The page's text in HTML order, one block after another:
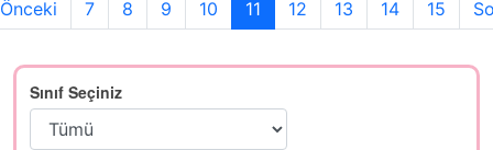
Önceki 7 8 9 10 11 12 13 14 15
Sınıf Seçiniz